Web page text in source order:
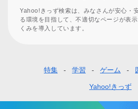
Yahoo!きっず検索は、みなさんが安心・
る環境を目指して、不適切なページが表
くみを導入しています。
タ
特集 学習 ゲーム
Yahoo!きっず